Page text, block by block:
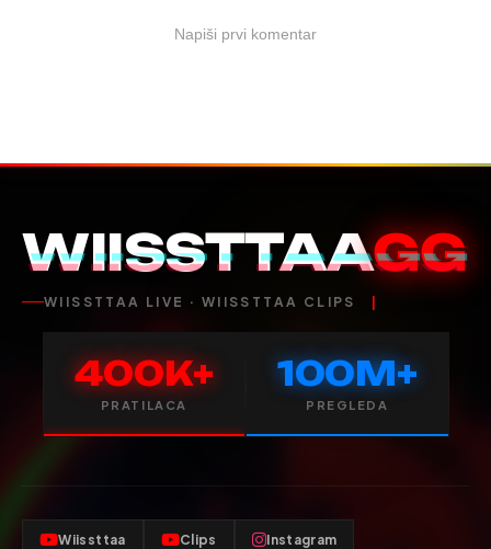
Napiši prvi komentar
WIISSTTAAGG
WIISSTTAA LIVE · WIISSTTAA CLIPS
400K+
PRATILACA
100M+
PREGLEDA
Wiissttaa Clips Instagram